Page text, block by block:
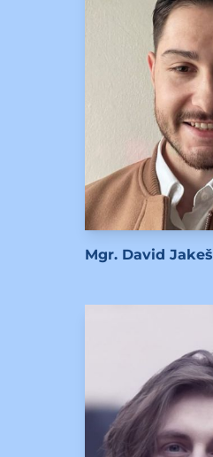
Mgr. David Jakeš